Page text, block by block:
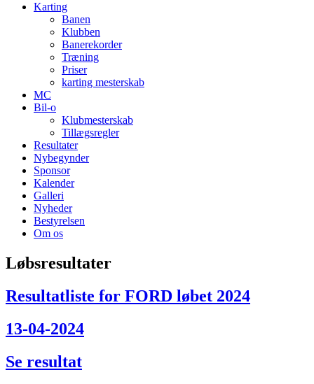
Karting
Banen
Klubben
Banerekorder
Træning
Priser
karting mesterskab
MC
Bil-o
Klubmesterskab
Tillægsregler
Resultater
Nybegynder
Sponsor
Kalender
Galleri
Nyheder
Bestyrelsen
Om os
Løbsresultater
Resultatliste for FORD løbet 2024
13-04-2024
Se resultat